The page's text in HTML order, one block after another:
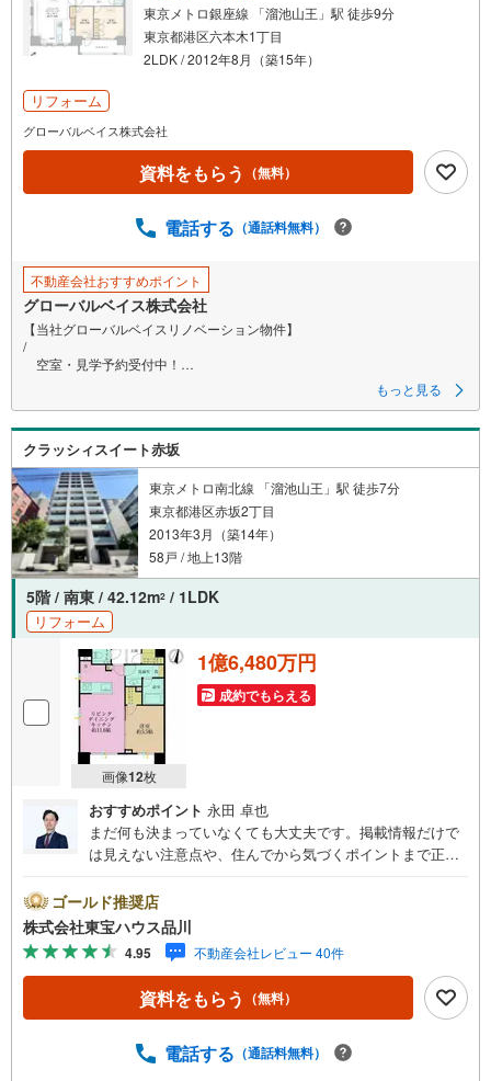
東京メトロ銀座線 「溜池山王」駅 徒歩9分
東京都港区六本木1丁目
2LDK / 2012年8月（築15年）
リフォーム
グローバルベイス株式会社
資料をもらう （無料）
電話する （通話料無料）
不動産会社おすすめポイント
グローバルベイス株式会社
【当社グローバルベイスリノベーション物件】
/
空室・見学予約受付中！
～～～～～～～～～～～～～～～
■「シミズハイブリッドコアウォール制震システム」採用、
柱や梁を抑えた開放的な空間×高い耐震性を叶える設計
■＜長期優良住宅＞認定マンション
■コンシェルジュ・ポーターサービス有
（宅配便やゲスト対応、タクシー手配など）
■スカイラウンジなど多彩な共用設備有
■安心の5段階セキュリティ採用
■約17.6帖のLDK・室内新規リノベーション済
～～～～～～～～～～～～～～～
-Daigasグループの当社グローバルベイス-
リノベーションマンション累計6000戸の供給実績！
多くの物件調達・リノベーション実績で培ったノウハウがございます。
ご予約いただくとご見学がスムーズです！
【営業時間 10:00～19:00】
スマホの方は右下の電話ボタンをタッチ。
または「室内・現地を見学する（無料）」ボタンよりご希望の日時をご記
お気軽にお問い合わせください！
もっと見る
クラッシィスイート赤坂
東京メトロ南北線 「溜池山王」駅 徒歩7分
東京都港区赤坂2丁目
2013年3月（築14年）
58戸 / 地上13階
5階 / 南東 / 42.12m2 / 1LDK
リフォーム
画像12枚
1億6,480万円
成約でもらえる
おすすめポイント 永田 卓也
まだ何も決まっていなくても大丈夫です。掲載情報だけで
は見えない注意点や、住んでから気づくポイントまで正直
とも包み隠さずお伝えし、「納得して選ぶ」ためのサポー
トを大切にしています。現地でしか分からないリアルな情
報も含めて、一緒に後悔しない住まい探しを進めていきま
しょう。まずはお気軽にご相談ください。【Yahoo！ 不動
産キャンペーン対象店舗】当店で物件を成約するとPayPay
ボーナスライトがもらえる「Yahoo！ 不動産 物件ご成約キ
予約をする」ボタンからお問い合わせください。※必ずYah
ゴールド推奨店
株式会社東宝ハウス品川
4.95 不動産会社レビュー 40件
資料をもらう （無料）
電話する （通話料無料）